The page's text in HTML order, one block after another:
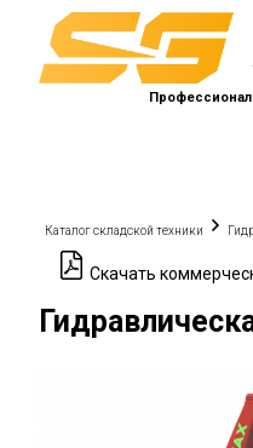
Каталог складской техники
Скачать